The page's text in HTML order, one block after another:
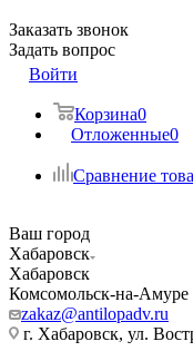
Заказать звонок
Задать вопрос
Войти
Корзина0
Отложенные0
Сравнение
Ваш город
Хабаровск
Хабаровск
Комсомольск-на-Амуре
zakaz@antilopadv.ru
г. Хабаровск, ул.